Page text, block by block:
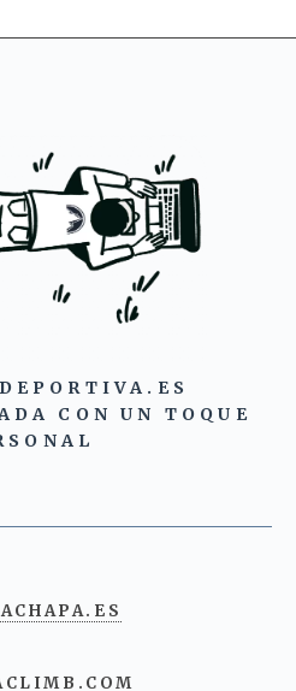
CON UN TOQUE